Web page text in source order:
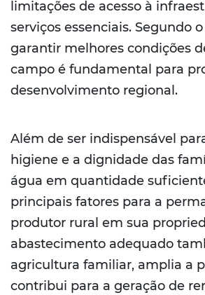
limitações de acesso à
serviços essenciais. Segundo
garantir melhores condições
campo é fundamental para
desenvolvimento regional.
Além de ser indispensável
higiene e a dignidade das
água em quantidade
principais fatores para a
produtor rural em sua
abastecimento adequado
agricultura familiar, amplia a
contribui para a geração de